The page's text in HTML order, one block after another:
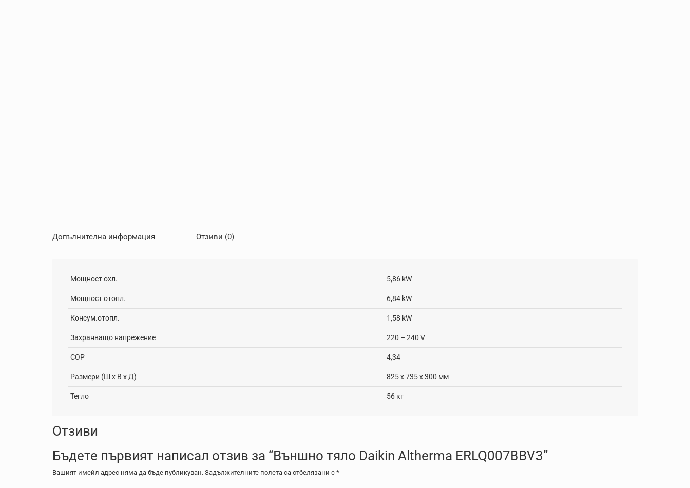
Допълнителна информация Отзиви (0)
Мощност охл. 5,86 kW
Мощност отопл. 6,84 kW
Консум.отопл. 1,58 kW
Захранващо напрежение 220 – 240 V
COP 4,34
Размери (Ш x В x Д) 825 x 735 x 300 мм
Тегло 56 кг
Отзиви
Бъдете първият написал отзив за “Външно тяло Daikin Altherma ERLQ007BBV3”
Вашият имейл адрес няма да бъде публикуван. Задължителните полета са отбелязани с *